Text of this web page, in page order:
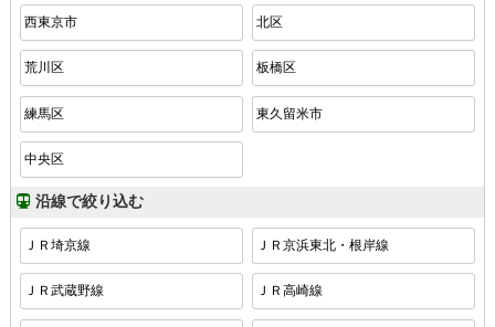
西東京市 北区
荒川区 板橋区
練馬区 東久留米市
中央区
沿線で絞り込む
ＪＲ埼京線 ＪＲ京浜東北・根岸線
ＪＲ武蔵野線 ＪＲ高崎線